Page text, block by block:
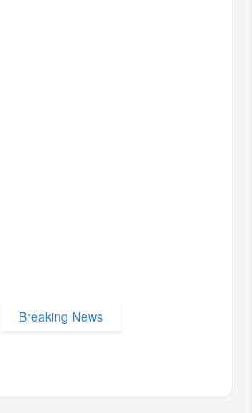
Breaking News